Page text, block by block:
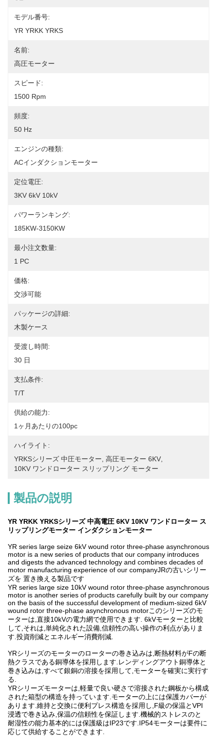
モデル番号:
YR YRKK YRKS
名前:
高圧モーター
スピード:
1500 Rpm
頻度:
50 Hz
エンジンの種類:
ACインダクションモーター
定位電圧:
3KV 6kV 10kV
パワーランキング:
185KW-3150KW
最小注文数量:
1 PC
価格:
交渉可能
パッケージの詳細:
木製ケース
受渡し時間:
30 日
支払条件:
T/T
供給の能力:
1ヶ月あたりの100pc
ハイライト:
YRKSシリーズ 中圧モーター 高圧モーター 6KV
10KV ワンドローター スリップリング モーター
製品の説明
YR YRKK YRKSシリーズ 中高電圧 6KV 10KV ワンドローター ス
リップリングモーター インダクションモーター
YR series large seize 6kV wound rotor three-phase asynchronous
motor is a new series of products that our company introduces
and digests the advanced technology and combines decades of
motor manufacturing experience of our companyJRの古いシリー
ズを 置き換える製品です
YR series large size 10kV wound rotor three-phase asynchronous
motor is another series of products carefully built by our company
on the basis of the successful development of medium-sized 6kV
wound rotor three-phase asynchronous motorこのシリーズのモ
ーターは,直接10kVの電力網で使用できます. 6kVモーターと比較
して,それは,単純化された設備,信頼性の高い操作の利点がありま
す.投資削減とエネルギー消費削減.
YRシリーズのモーターのローターの巻き込みは,断熱材料がFの断
熱クラスである銅導体を採用します.レンディングアウト銅導体と
巻き込みは,すべて銀銅の溶接を採用して,モーターを確実に実行す
る.
YRシリーズモーターは,軽量で良い硬さで溶接された鋼板から構成
された箱型の構造を持っています.モーターの上には保護カバーが
あります.維持と交換に便利プレス構造を採用し,F級の保温とVPI
浸透で巻き込み,保温の信頼性を保証します.機械的ストレスのと
耐湿性の能力基本的には保護級はIP23です.IP54モーターは要件に
応じて供給することができます.